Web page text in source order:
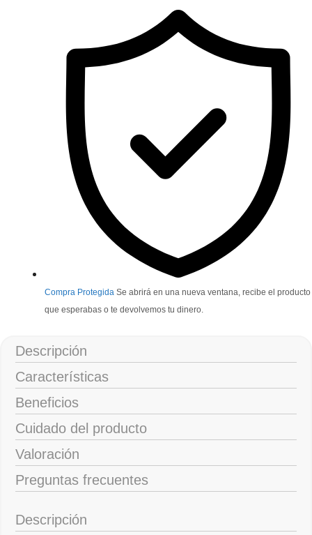
Compra Protegida Se abrirá en una nueva ventana, recibe el producto
que esperabas o te devolvemos tu dinero.
Descripción
Características
Beneficios
Cuidado del producto
Valoración
Preguntas frecuentes
Descripción